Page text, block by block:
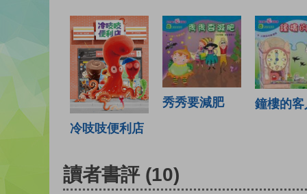
冷吱吱便利店
秀秀要減肥 鐘樓的客
讀者書評 (10)